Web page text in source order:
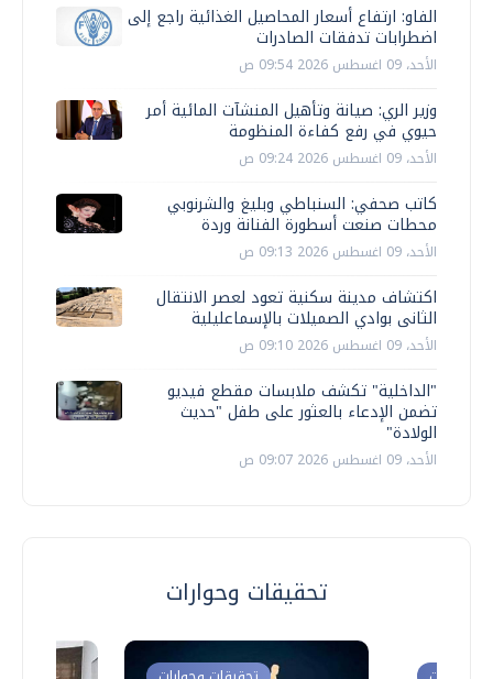
الفاو: ارتفاع أسعار المحاصيل الغذائية راجع إلى
اضطرابات تدفقات الصادرات
الأحد، 09 اغسطس 2026 09:54 ص
وزير الري: صيانة وتأهيل المنشآت المائية أمر
حيوي في رفع كفاءة المنظومة
الأحد، 09 اغسطس 2026 09:24 ص
كاتب صحفي: السنباطي وبليغ والشرنوبي
محطات صنعت أسطورة الفنانة وردة
الأحد، 09 اغسطس 2026 09:13 ص
اكتشاف مدينة سكنية تعود لعصر الانتقال
الثانى بوادي الصميلات بالإسماعليلية
الأحد، 09 اغسطس 2026 09:10 ص
"الداخلية" تكشف ملابسات مقطع فيديو
تضمن الإدعاء بالعثور على طفل "حديث
الولادة"
الأحد، 09 اغسطس 2026 09:07 ص
تحقيقات وحوارات